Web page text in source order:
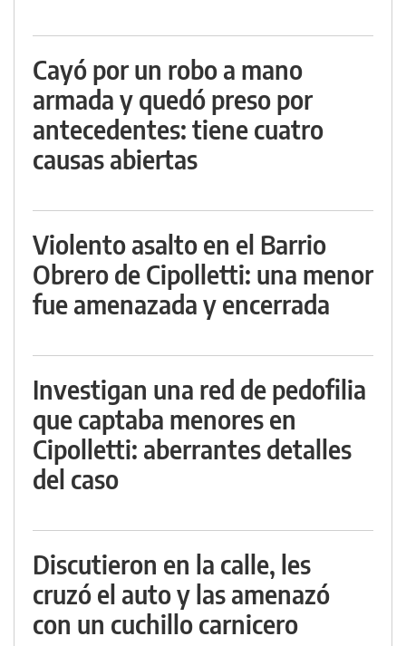
Cayó por un robo a mano
armada y quedó preso por
antecedentes: tiene cuatro
causas abiertas
Violento asalto en el Barrio
Obrero de Cipolletti: una menor
fue amenazada y encerrada
Investigan una red de pedofilia
que captaba menores en
Cipolletti: aberrantes detalles
del caso
Discutieron en la calle, les
cruzó el auto y las amenazó
con un cuchillo carnicero